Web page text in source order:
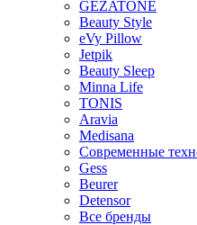
GEZATONE
Beauty Style
eVy Pillow
Jetpik
Beauty Sleep
Minna Life
TONIS
Aravia
Medisana
Современные
Gess
Beurer
Detensor
Все бренды